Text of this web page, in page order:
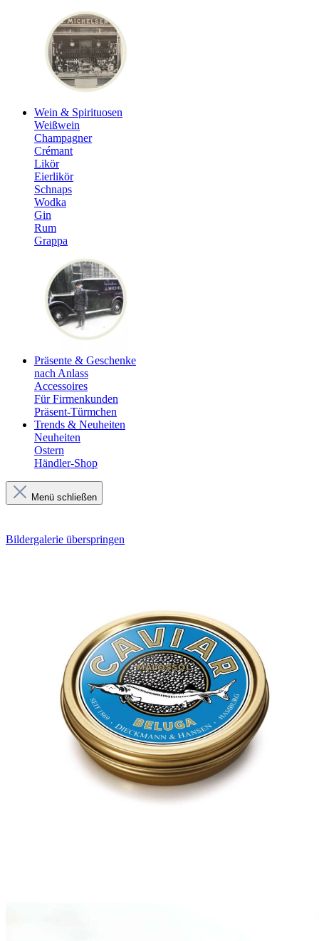
Wein & Spirituosen
Weißwein
Champagner
Crémant
Likör
Eierlikör
Schnaps
Wodka
Gin
Rum
Grappa
Präsente & Geschenke
nach Anlass
Accessoires
Für Firmenkunden
Präsent-Türmchen
Trends & Neuheiten
Neuheiten
Ostern
Händler-Shop
Menü schließen
Bildergalerie überspringen